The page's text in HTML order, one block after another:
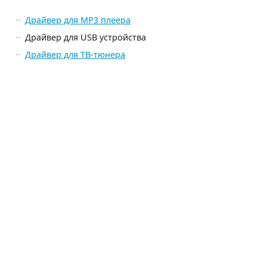
Драйвер для MP3 плеера
Драйвер для USB устройства
Драйвер для ТВ-тюнера